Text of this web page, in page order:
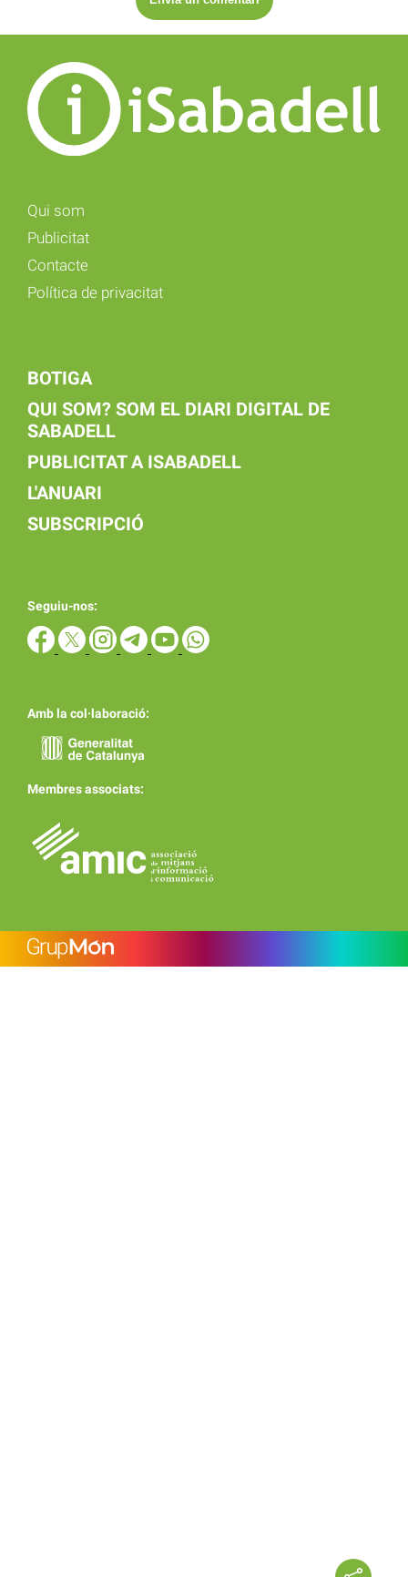
Qui som
Publicitat
Contacte
Política de privacitat
BOTIGA
QUI SOM? SOM EL DIARI DIGITAL DE
SABADELL
PUBLICITAT A ISABADELL
L'ANUARI
SUBSCRIPCIÓ
Seguiu-nos:
Amb la col·laboració:
Membres associats: